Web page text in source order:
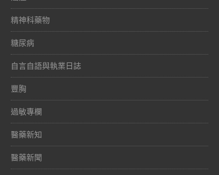
精神科藥物
糖尿病
自言自語與執業日誌
豐胸
過敏專欄
醫藥新知
醫藥新聞